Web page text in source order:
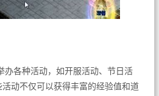
办各种活动，如开服活动、节日活
动不仅可以获得丰富的经验值和道